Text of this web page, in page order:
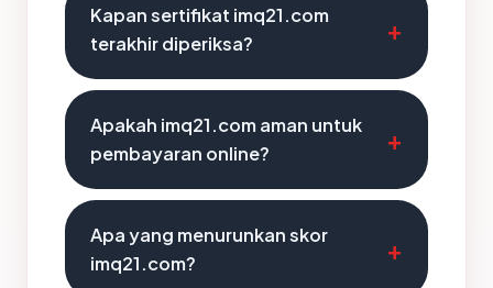
Kapan sertifikat imq21.com
terakhir diperiksa?
Apakah imq21.com aman untuk
pembayaran online?
Apa yang menurunkan skor
imq21.com?